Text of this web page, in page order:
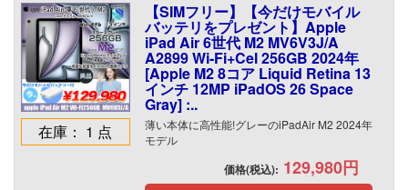
在庫： 1 点
【SIMフリー】【今だけモバイル
バッテリをプレゼント】Apple
iPad Air 6世代 M2 MV6V3J/A
A2899 Wi-Fi+Cel 256GB 2024年
[Apple M2 8コア Liquid Retina 13
インチ 12MP iPadOS 26 Space
Gray] :..
薄い本体に高性能!グレーのiPadAir M2 2024年
モデル
価格(税込): 129,980円